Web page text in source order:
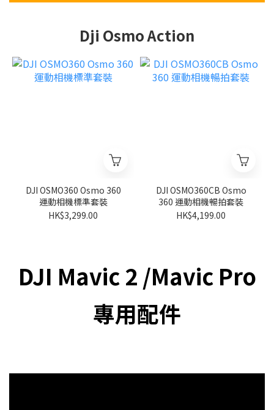
Dji Osmo Action
DJI OSMO360 Osmo 360
運動相機標準套裝
HK$3,299.00
DJI OSMO360CB Osmo
360 運動相機暢拍套裝
HK$4,199.00
DJI Mavic 2 /Mavic Pro
專用配件